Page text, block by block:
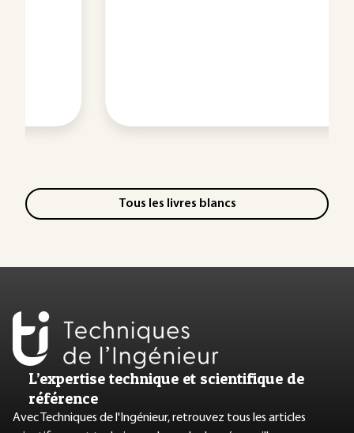
Tous les livres blancs
L’expertise technique et scientifique de
référence
Avec Techniques de l'Ingénieur, retrouvez tous les articles